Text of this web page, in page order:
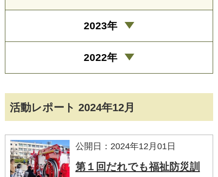
活動レポート 2024年12月
公開日：2024年12月01日
第１回だれでも福祉防災訓
2023年
2022年